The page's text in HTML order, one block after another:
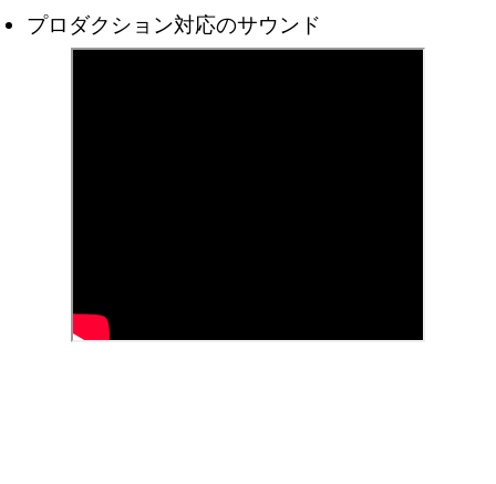
プロダクション対応のサウンド